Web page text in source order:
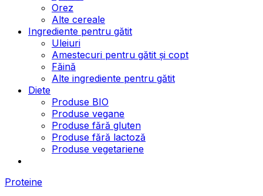
Orez
Alte cereale
Ingrediente pentru gătit
Uleiuri
Amestecuri pentru gătit și copt
Făină
Alte ingrediente pentru gătit
Diete
Produse BIO
Produse vegane
Produse fără gluten
Produse fără lactoză
Produse vegetariene
Proteine